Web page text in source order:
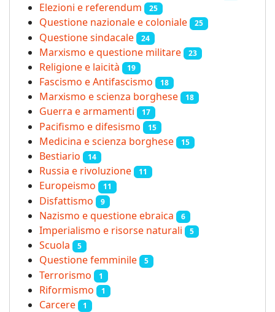
Elezioni e referendum 25
Questione nazionale e coloniale 25
Questione sindacale 24
Marxismo e questione militare 23
Religione e laicità 19
Fascismo e Antifascismo 18
Marxismo e scienza borghese 18
Guerra e armamenti 17
Pacifismo e difesismo 15
Medicina e scienza borghese 15
Bestiario 14
Russia e rivoluzione 11
Europeismo 11
Disfattismo 9
Nazismo e questione ebraica 6
Imperialismo e risorse naturali 5
Scuola 5
Questione femminile 5
Terrorismo 1
Riformismo 1
Carcere 1